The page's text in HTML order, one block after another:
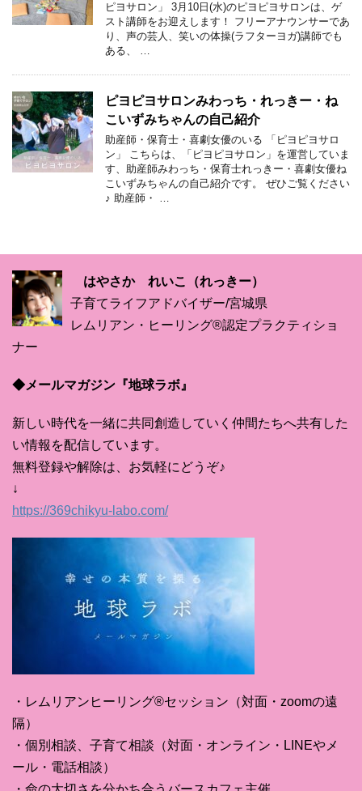
ピヨサロン」 3月10日(水)のピヨピヨサロンは、ゲ
スト講師をお迎えします！ フリーアナウンサーであ
り、声の芸人、笑いの体操(ラフターヨガ)講師でも
ある、 …
ピヨピヨサロンみわっち・れっきー・ね
こいずみちゃんの自己紹介
助産師・保育士・喜劇女優のいる 「ピヨピヨサロ
ン」 こちらは、「ピヨピヨサロン」を運営していま
す、助産師みわっち・保育士れっきー・喜劇女優ね
こいずみちゃんの自己紹介です。 ぜひご覧ください
♪ 助産師・ …
はやさか れいこ（れっきー）
子育てライフアドバイザー/宮城県
レムリアン・ヒーリング®認定プラクティショ
ナー
◆メールマガジン『地球ラボ』
新しい時代を一緒に共同創造していく仲間たちへ共有した
い情報を配信しています。
無料登録や解除は、お気軽にどうぞ♪
↓
https://369chikyu-labo.com/
・レムリアンヒーリング®セッション（対面・zoomの遠
隔）
・個別相談、子育て相談（対面・オンライン・LINEやメ
ール・電話相談）